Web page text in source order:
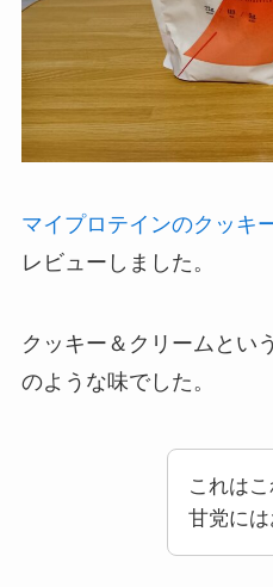
マイプロテインのクッキ
レビューしました。
クッキー＆クリームとい
のような味でした。
これはこ
甘党には